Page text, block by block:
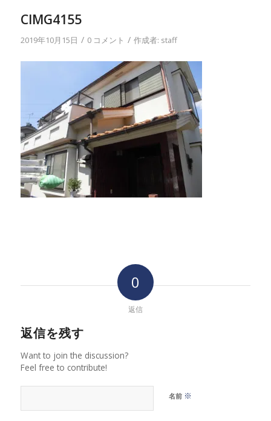
CIMG4155
2019年10月15日 / 0 コメント / 作成者: staff
0
返信
返信を残す
Want to join the discussion?
Feel free to contribute!
名前 ※